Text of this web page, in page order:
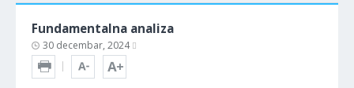
Fundamentalna analiza
30 decembar, 2024